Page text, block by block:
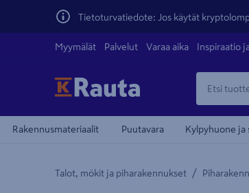
Tietoturvatiedote: Jos käytät
Myymälät Palvelut Varaa aika Inspiraatio
Rakennusmateriaalit Puutavara Kylpyhuone ja
Talot, mökit ja piharakennukset /